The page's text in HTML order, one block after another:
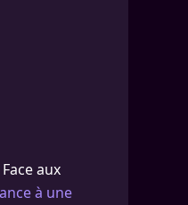
aux
à une